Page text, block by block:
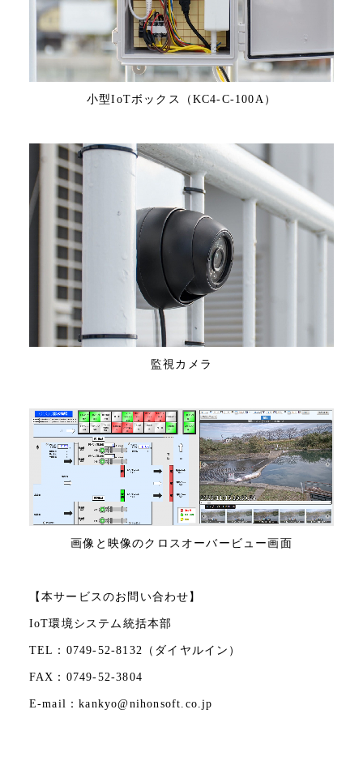
小型IoTボックス（KC4-C-100A）
監視カメラ
画像と映像のクロスオーバービュー画面
【本サービスのお問い合わせ】
IoT環境システム統括本部
TEL：0749-52-8132（ダイヤルイン）
FAX：0749-52-3804
E-mail：kankyo@nihonsoft.co.jp